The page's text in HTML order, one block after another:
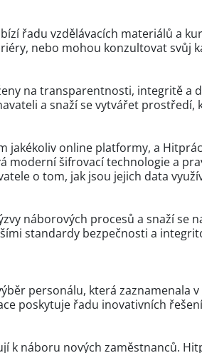
řadu vzdělávacích materiálů a
nebo mohou konzultovat svůj
na transparentnosti, integritě a
a snaží se vytvářet prostředí,
jakékoliv online platformy, a
moderní šifrovací technologie a
o tom, jak jsou jejich data
náborových procesů a snaží se
standardy bezpečnosti a
personálu, která zaznamenala
poskytuje řadu inovativních
k náboru nových zaměstnanců.